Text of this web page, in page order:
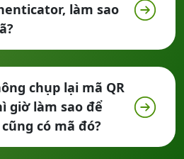
làm sao
chụp lại mã QR
giờ làm sao để
có mã đó?